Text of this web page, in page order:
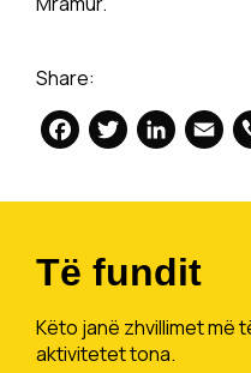
Share:
Facebook
Twitter
Të fundit
Këto janë zhvillimet më
aktivitetet tona.